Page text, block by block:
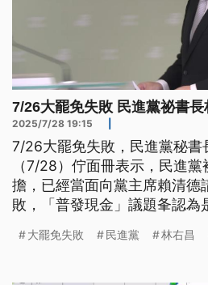
7/26大罷免失敗 民進黨祕書
2025/7/28 19:15
7/26大罷免失敗，民進黨秘書
（7/28）佇面冊表示，民進
擔，已經當面向黨主席賴清德
敗，「普發現金」議題夆認為
政院若覆議，一定會否決。（
大罷免失敗 民進黨 林右昌